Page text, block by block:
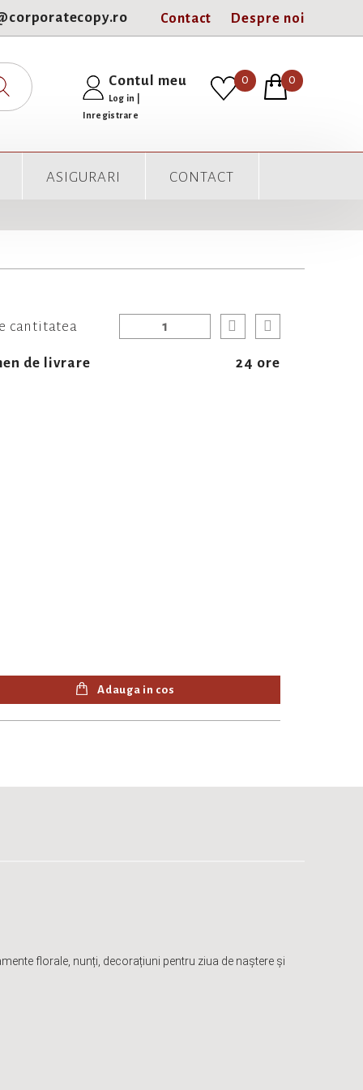
Contact Despre noi
Contul meu
Log in
Inregistrare
0 0
ASIGURARI CONTACT
cantitatea
de livrare 24 ore
Adauga in cos
florale, nunți, decorațiuni pentru ziua de naștere și